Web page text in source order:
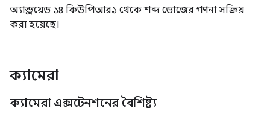
অ্যান্ড্রয়েড ১৪ কিউপিআর১ থেকে শব্দ ডোজের গণনা সক্রিয়
করা হয়েছে।
ক্যামেরা
ক্যামেরা এক্সটেনশনের বৈশিষ্ট্য